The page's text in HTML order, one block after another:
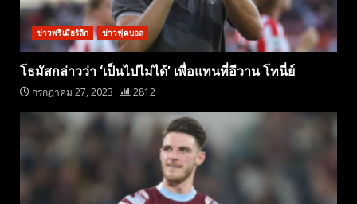
ข่าวพรีเมียร์ลีก ข่าวฟุตบอล
โธมัสกล่าวว่า ‘เป็นไปไม่ได้’ เพื่อแทนที่อีวาน โทนี่ย์
กรกฎาคม 27, 2023 2812